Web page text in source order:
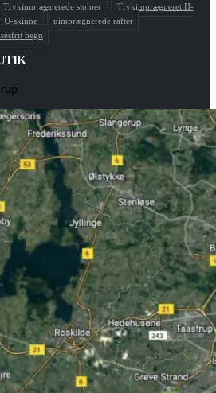
Trykimprægnerede stolper
Trykimprægneret H-
U-skinne
uimprægnerede rafter
hegn